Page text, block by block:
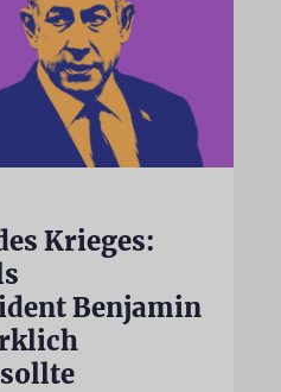
Krieges:
Benjamin